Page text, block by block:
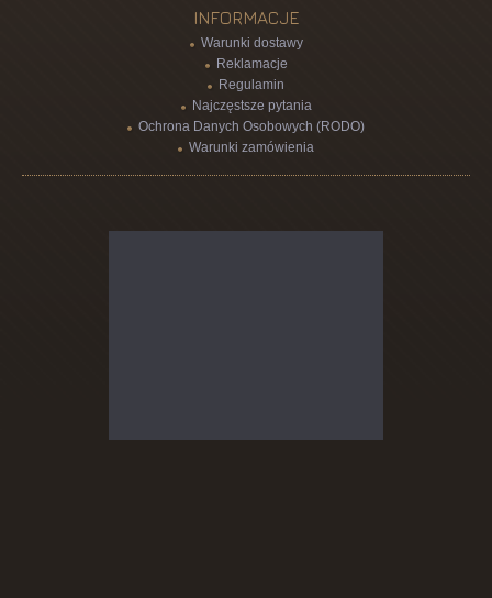
INFORMACJE
Warunki dostawy
Reklamacje
Regulamin
Najczęstsze pytania
Ochrona Danych Osobowych (RODO)
Warunki zamówienia